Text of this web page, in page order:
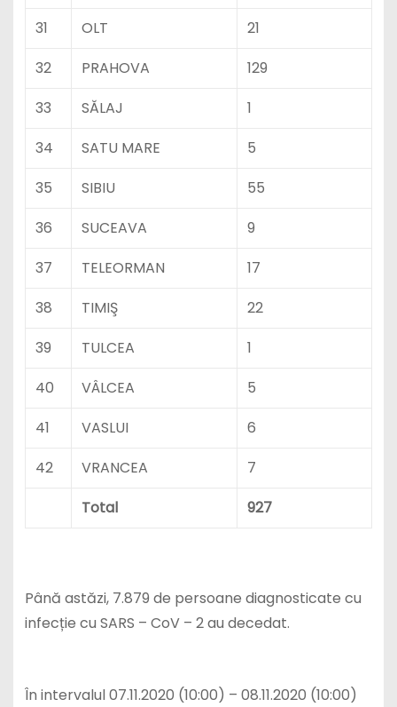
31 OLT
21
32
PRAHOVA
129
33
SĂLAJ
1
34
SATU MARE
5
35
SIBIU
55
36
SUCEAVA
9
37
TELEORMAN
17
38
TIMIŞ
22
39
TULCEA
1
40
VÂLCEA
5
41
VASLUI
6
42
VRANCEA
7
Total
927
Până astăzi, 7.879 de persoane diagnosticate cu
infecție cu SARS – CoV – 2 au decedat.
În intervalul 07.11.2020 (10:00) – 08.11.2020 (10:00)